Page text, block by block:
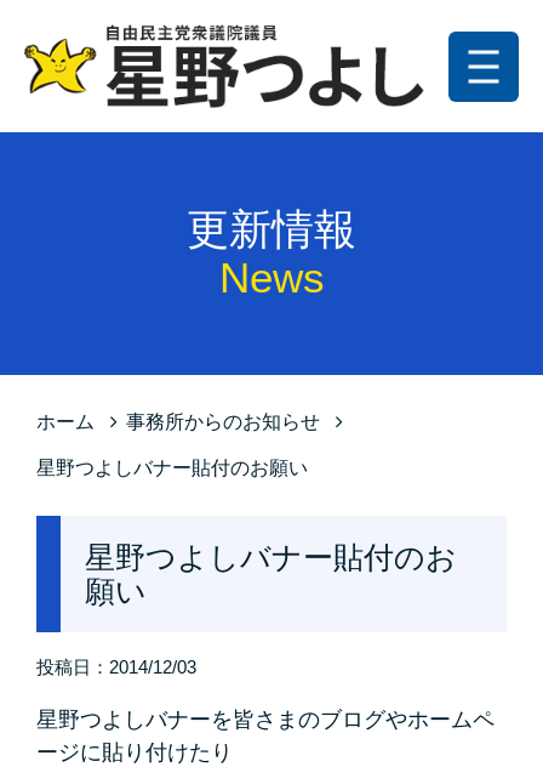
メニュー
トップ
プロフィール
星野の政策
お問い合わせ
サイトマップ
プライバシーポリシー
更新情報
News
ホーム 事務所からのお知らせ
星野つよしバナー貼付のお願い
星野つよしバナー貼付のお
願い
投稿日： 2014/12/03
星野つよしバナーを皆さまのブログやホームペ
ージに貼り付けたり